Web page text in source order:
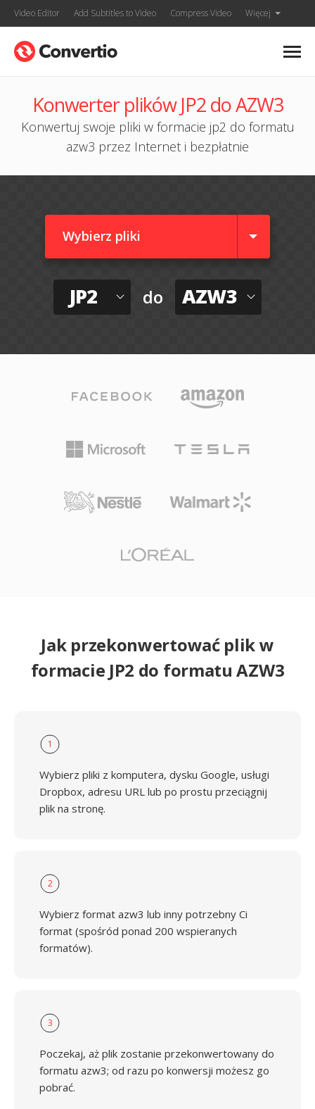
Video Editor Add Subtitles to Video Compress Video Więcej
Konwerter plików JP2 do AZW3
Konwertuj swoje pliki w formacie jp2 do formatu
azw3 przez Internet i bezpłatnie
Wybierz pliki
JP2 do AZW3
Jak przekonwertować plik w
formacie JP2 do formatu AZW3
1
Wybierz pliki z komputera, dysku Google, usługi
Dropbox, adresu URL lub po prostu przeciągnij
plik na stronę.
2
Wybierz format azw3 lub inny potrzebny Ci
format (spośród ponad 200 wspieranych
formatów).
3
Poczekaj, aż plik zostanie przekonwertowany do
formatu azw3; od razu po konwersji możesz go
pobrać.